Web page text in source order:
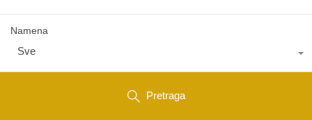
Namena
Sve
Pretraga